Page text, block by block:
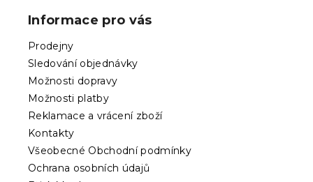
Informace pro vás
Prodejny
Sledování objednávky
Možnosti dopravy
Možnosti platby
Reklamace a vrácení zboží
Kontakty
Všeobecné Obchodní podmínky
Ochrana osobních údajů